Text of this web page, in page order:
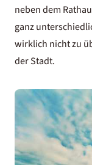
neben dem
ganz
wirklich nicht zu
der Stadt.